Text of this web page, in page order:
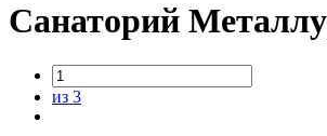
Санаторий
из 3